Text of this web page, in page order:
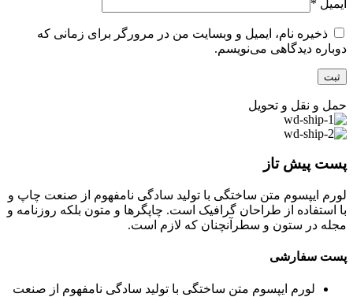
ایمیل *
ذخیره نام، ایمیل و وبسایت من در مرورگر برای زمانی که
دوباره دیدگاهی می‌نویسم.
حمل و نقل و تحویل
پست پیش تاز
لورم ایپسوم متن ساختگی با تولید سادگی نامفهوم از صنعت چاپ و
با استفاده از طراحان گرافیک است. چاپگرها و متون بلکه روزنامه و
مجله در ستون و سطرآنچنان که لازم است.
پست سفارشی
لورم ایپسوم متن ساختگی با تولید سادگی نامفهوم از صنعت